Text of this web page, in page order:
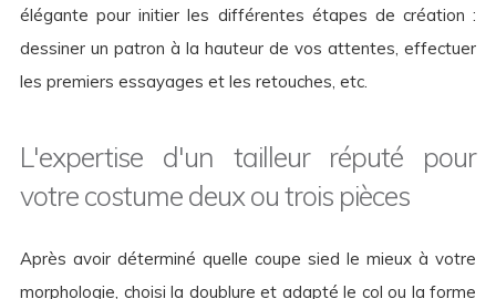
élégante pour initier les différentes étapes de création :
dessiner un patron à la hauteur de vos attentes, effectuer
les premiers essayages et les retouches, etc.
L'expertise d'un tailleur réputé pour
votre costume deux ou trois pièces
Après avoir déterminé quelle coupe sied le mieux à votre
morphologie, choisi la doublure et adapté le col ou la forme